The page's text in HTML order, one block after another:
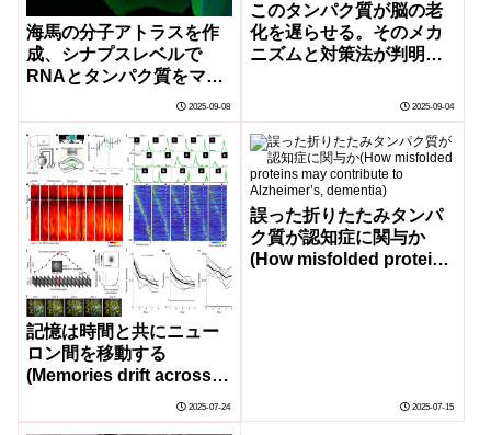
海馬の分子アトラスを作
成、シナプスレベルで
RNAとタンパク質をマッ
ピング(A molecular atlas
of the hippocampus:
Mapping RNAs and
proteins at synaptic
resolution)
2025-09-08
このタンパク質が脳の老
化を遅らせる。そのメカ
ニズムと対策法が判明
Aging Brain, and We
Know How to Counter It)
2025-09-04
記憶は時間と共にニュー
ロン間を移動する
(Memories drift across
2025-07-24
誤った折りたたみタンパ
ク質が認知症に関与か
(How misfolded proteins
2025-07-15